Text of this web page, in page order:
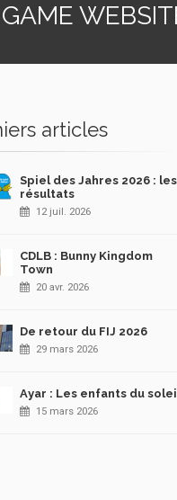
articles
Spiel des Jahres 2026 : les
résultats
12 juil. 2026
CDLB : Bunny Kingdom
Town
20 avr. 2026
De retour du FIJ 2026
29 mars 2026
Ayar : Les enfants du
15 mars 2026